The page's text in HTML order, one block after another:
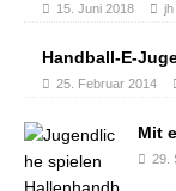
15. Juni 2018 jh
Handball-E-
25. Februar 2014
Mit
29.